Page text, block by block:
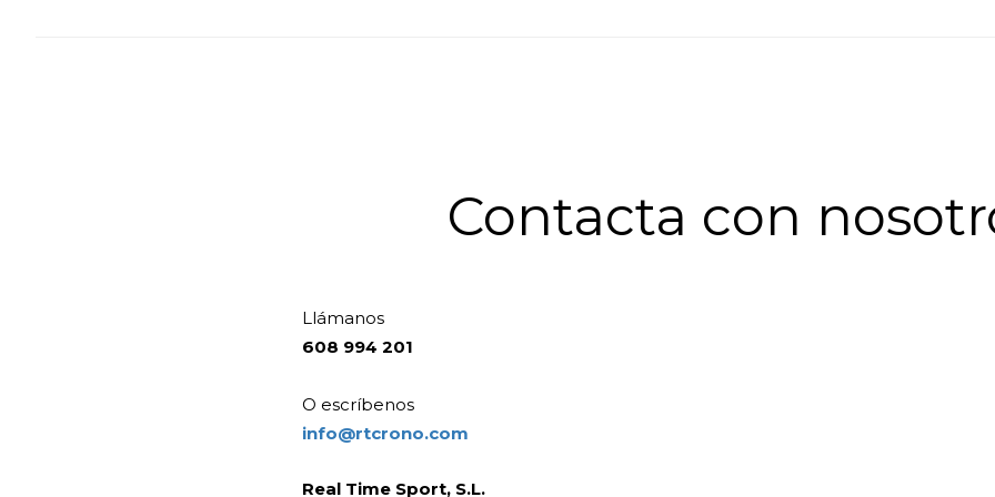
Contacta con
Llámanos
608 994 201
O escríbenos
info@rtcrono.com
Real Time Sport, S.L.